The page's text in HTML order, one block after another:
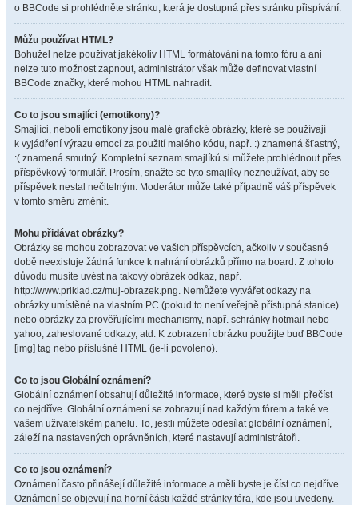
o BBCode si prohlédněte stránku, která je dostupná přes stránku přispívání.
Můžu používat HTML?
Bohužel nelze používat jakékoliv HTML formátování na tomto fóru a ani
nelze tuto možnost zapnout, administrátor však může definovat vlastní
BBCode značky, které mohou HTML nahradit.
Co to jsou smajlíci (emotikony)?
Smajlíci, neboli emotikony jsou malé grafické obrázky, které se používají
k vyjádření výrazu emocí za použití malého kódu, např. :) znamená šťastný,
:( znamená smutný. Kompletní seznam smajlíků si můžete prohlédnout přes
příspěvkový formulář. Prosím, snažte se tyto smajlíky nezneužívat, aby se
příspěvek nestal nečitelným. Moderátor může také případně váš příspěvek
v tomto směru změnit.
Mohu přidávat obrázky?
Obrázky se mohou zobrazovat ve vašich příspěvcích, ačkoliv v současné
době neexistuje žádná funkce k nahrání obrázků přímo na board. Z tohoto
důvodu musíte uvést na takový obrázek odkaz, např.
http://www.priklad.cz/muj-obrazek.png. Nemůžete vytvářet odkazy na
obrázky umístěné na vlastním PC (pokud to není veřejně přístupná stanice)
nebo obrázky za prověřujícími mechanismy, např. schránky hotmail nebo
yahoo, zaheslované odkazy, atd. K zobrazení obrázku použijte buď BBCode
[img] tag nebo příslušné HTML (je-li povoleno).
Co to jsou Globální oznámení?
Globální oznámení obsahují důležité informace, které byste si měli přečíst
co nejdříve. Globální oznámení se zobrazují nad každým fórem a také ve
vašem uživatelském panelu. To, jestli můžete odesílat globální oznámení,
záleží na nastavených oprávněních, které nastavují administrátoři.
Co to jsou oznámení?
Oznámení často přinášejí důležité informace a měli byste je číst co nejdříve.
Oznámení se objevují na horní části každé stránky fóra, kde jsou uvedeny.